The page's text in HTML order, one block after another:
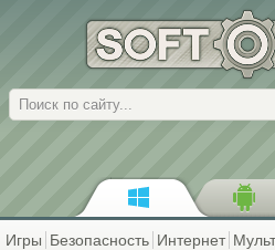
Поиск
Игры Безопасность Интернет